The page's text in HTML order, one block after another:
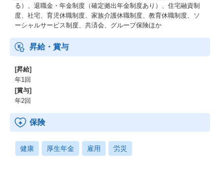
る）、退職金・年金制度（確定拠出年金制度あり）、住宅融資制
度、社宅、育児休職制度、家族介護休職制度、教育休職制度、ソ
ーシャルサービス制度、共済会、グループ保険ほか
昇給・賞与
[昇給]
年1回
[賞与]
年2回
保険
健康 厚生年金 雇用 労災